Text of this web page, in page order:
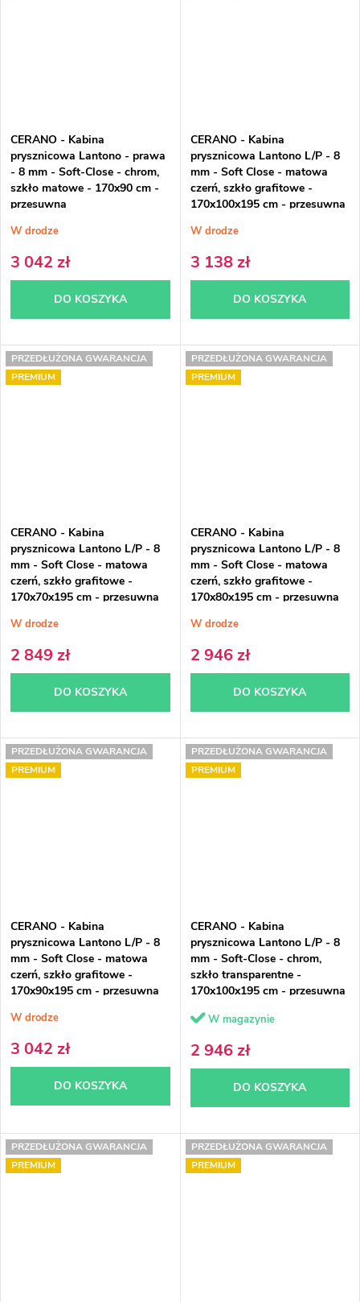
CERANO - Kabina
prysznicowa Lantono - prawa
- 8 mm - Soft-Close - chrom,
szkło matowe - 170x90 cm -
przesuwna
W drodze
3 042 zł
DO KOSZYKA
CERANO - Kabina
prysznicowa Lantono L/P - 8
mm - Soft Close - matowa
czerń, szkło grafitowe -
170x100x195 cm - przesuwna
W drodze
3 138 zł
DO KOSZYKA
PRZEDŁUŻONA GWARANCJA
PREMIUM
CERANO - Kabina
prysznicowa Lantono L/P - 8
mm - Soft Close - matowa
czerń, szkło grafitowe -
170x70x195 cm - przesuwna
W drodze
2 849 zł
DO KOSZYKA
PRZEDŁUŻONA GWARANCJA
PREMIUM
CERANO - Kabina
prysznicowa Lantono L/P - 8
mm - Soft Close - matowa
czerń, szkło grafitowe -
170x80x195 cm - przesuwna
W drodze
2 946 zł
DO KOSZYKA
PRZEDŁUŻONA GWARANCJA
PREMIUM
CERANO - Kabina
prysznicowa Lantono L/P - 8
mm - Soft Close - matowa
czerń, szkło grafitowe -
170x90x195 cm - przesuwna
W drodze
3 042 zł
DO KOSZYKA
PRZEDŁUŻONA GWARANCJA
PREMIUM
CERANO - Kabina
prysznicowa Lantono L/P - 8
mm - Soft-Close - chrom,
szkło transparentne -
170x100x195 cm - przesuwna
W magazynie
2 946 zł
DO KOSZYKA
PRZEDŁUŻONA GWARANCJA
PREMIUM
PRZEDŁUŻONA GWARANCJA
PREMIUM